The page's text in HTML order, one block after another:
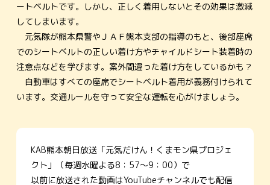
ートベルトです。しかし、正しく着用しないとその効果は激減
してしまいます。
元気隊が熊本県警やＪＡＦ熊本支部の指導のもと、後部座席
でのシートベルトの正しい着け方やチャイルドシート装着時の
注意点などを学びます。案外間違った着け方をしているかも？
自動車はすべての座席でシートベルト着用が義務付けられて
います。交通ルールを守って安全な運転を心がけましょう。
KAB熊本朝日放送「元気だけん！くまモン県プロジェ
クト」（毎週水曜よる8：57～9：00）で
以前に放送された動画はYouTubeチャンネルでも配信